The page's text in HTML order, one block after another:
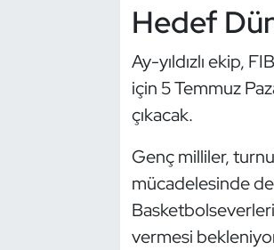
Hedef
Ay-yıldızlı ekip,
için 5 Temmuz
çıkacak.
Genç milliler,
mücadelesinde
vermesi
Modern Pentatlon
Motor Sporları
Oryantiring